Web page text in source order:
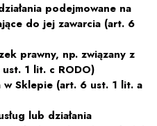
podejmowane na
do jej zawarcia (art. 6
prawny, np. związany z
1 lit. c RODO)
Sklepie (art. 6 ust. 1 lit. a
lub działania